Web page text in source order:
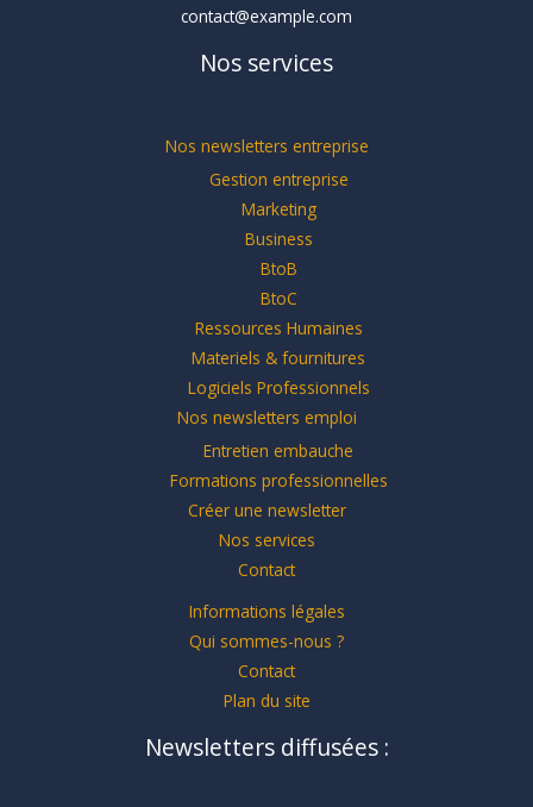
contact@example.com
Nos services
Nos newsletters entreprise
Gestion entreprise
Marketing
Business
BtoB
BtoC
Ressources Humaines
Materiels & fournitures
Logiciels Professionnels
Nos newsletters emploi
Entretien embauche
Formations professionnelles
Créer une newsletter
Nos services
Contact
Informations légales
Qui sommes-nous ?
Contact
Plan du site
Newsletters diffusées :